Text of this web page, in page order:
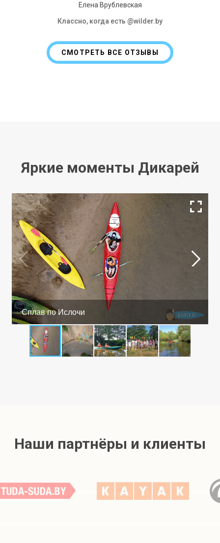
Елена Врублевская
Классно, когда есть @wilder.by
СМОТРЕТЬ ВСЕ ОТЗЫВЫ
Яркие моменты Дикарей
Сплав по Ислочи
Наши партнёры и клиенты